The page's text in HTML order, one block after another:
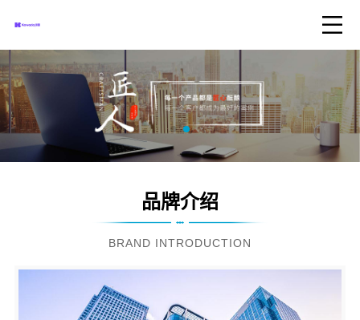
品牌介绍
BRAND INTRODUCTION